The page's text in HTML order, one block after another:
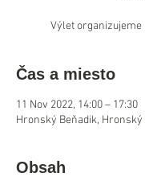
Výlet organizujeme
Čas a miesto
11 Nov 2022, 14:00 – 17:30
Hronský Beňadik,
Obsah